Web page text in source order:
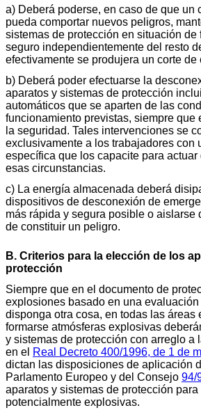
a) Deberá poderse, en caso de que un
pueda comportar nuevos peligros,
sistemas de protección en situación de
seguro independientemente del resto
efectivamente se produjera un corte de
b) Deberá poder efectuarse la
aparatos y sistemas de protección
automáticos que se aparten de las
funcionamiento previstas, siempre que
la seguridad. Tales intervenciones se
exclusivamente a los trabajadores con
específica que los capacite para actuar
esas circunstancias.
c) La energía almacenada deberá
dispositivos de desconexión de
más rápida y segura posible o aislarse
de constituir un peligro.
B. Criterios para la elección de los
protección
Siempre que en el documento de
explosiones basado en una
disponga otra cosa, en todas las áreas
formarse atmósferas explosivas
y sistemas de protección con arreglo a
en el Real Decreto 400/1996, de 1 de
dictan las disposiciones de aplicación
Parlamento Europeo y del Consejo 94/
aparatos y sistemas de protección
potencialmente explosivas.